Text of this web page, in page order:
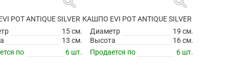
POT ANTIQUE SILVER
15 см.
13 см.
по
6 шт.
КАШПО EVI POT ANTIQUE SILVER
Диаметр
19 см.
Высота
16 см.
Продается по
6 шт.